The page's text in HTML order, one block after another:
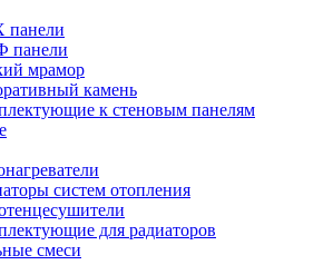
мрамор
камень
к стеновым панелям
систем отопления
для радиаторов
смеси